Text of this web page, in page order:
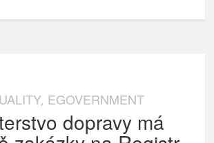
, EGOVERNMENT
dopravy má